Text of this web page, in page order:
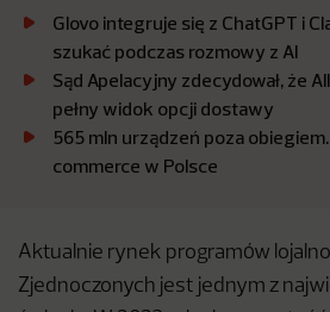
Glovo integruje się z ChatGPT i
szukać podczas rozmowy z AI
Sąd Apelacyjny zdecydował, że
pełny widok opcji dostawy
565 mln urządzeń poza
commerce w Polsce
Aktualnie rynek programów
Zjednoczonych jest jednym z